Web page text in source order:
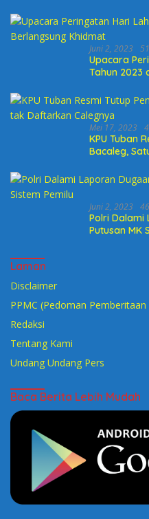
2022
Juni 2, 2023
Upacara
Tahun 2023
Mei 17, 2023
KPU Tuban
Bacaleg,
Juni 2, 2023
Polri Dalami
Putusan MK
Laman
Disclaimer
PPMC (Pedoman
Redaksi
Tentang Kami
Undang Undang Pers
Baca Berita Lebih Mudah